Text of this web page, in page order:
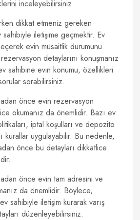
inceleyebilirsiniz.
dikkat etmeniz gereken
iletişime geçmektir. Ev
evin müsaitlik durumunu
detaylarını konuşmanız
sahibine evin konumu, özellikleri
sorabilirsiniz.
önce evin rezervasyon
okumanız da önemlidir. Bazı ev
iptal koşulları ve depozito
kurallar uygulayabilir. Bu nedenle,
önce bu detayları dikkatlice
önce evin tam adresini ve
da önemlidir. Böylece,
sahibiyle iletişim kurarak varış
düzenleyebilirsiniz.